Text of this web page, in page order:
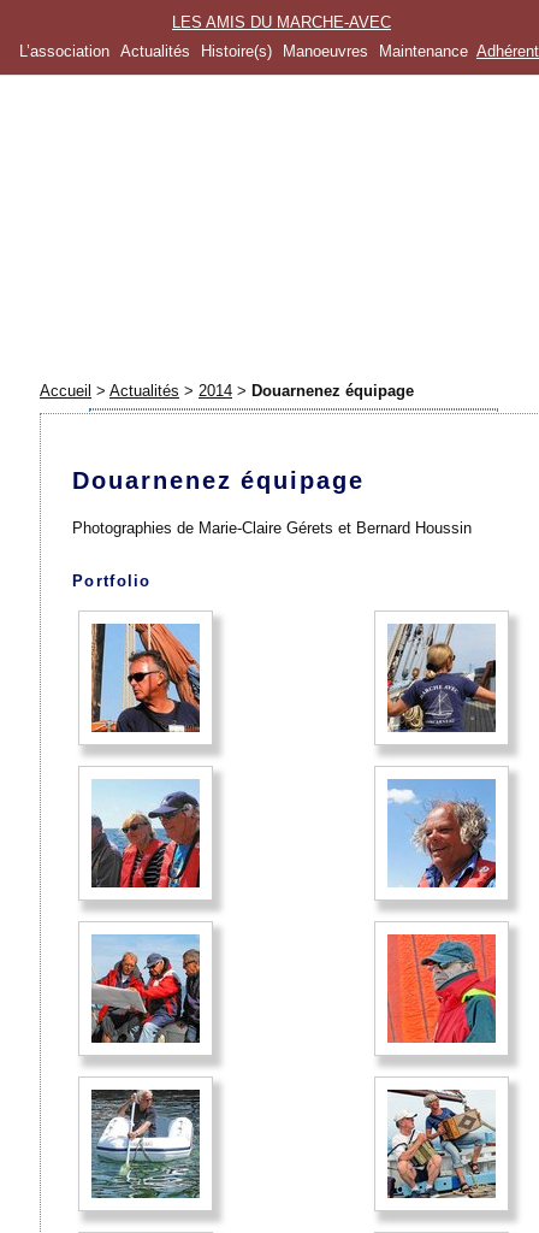
LES AMIS DU MARCHE-AVEC
L’association
Actualités Histoire(s) Manoeuvres Maintenance
Accueil > Actualités > 2014 > Douarnenez équipage
Douarnenez équipage
Photographies de Marie-Claire Gérets et Bernard Houssin
Portfolio